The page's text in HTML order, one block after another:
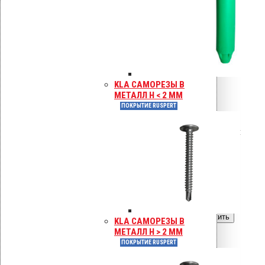
KLA САМОРЕЗЫ В
МЕТАЛЛ H < 2 ММ
ПОКРЫТИЕ RUSPERT
KLA САМОРЕЗЫ В
МЕТАЛЛ H > 2 ММ
ПОКРЫТИЕ RUSPERT
9.40р.Цена за шт.
Оставить заявку
Вы только что добавили материал
Крепление Croco A 50 мм (с
Перейти в корзину Продолжить
Читать далее
Быстрый просмотр